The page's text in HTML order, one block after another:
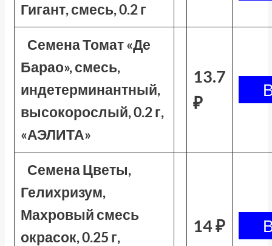
Гигант, смесь, 0.2 г
Семена Томат «Де
Барао», смесь,
индетерминантный,
высокорослый, 0.2 г,
«АЭЛИТА»
13.7
₽
Семена Цветы,
Гелихризум,
Махровый смесь
окрасок, 0.25 г,
14 ₽